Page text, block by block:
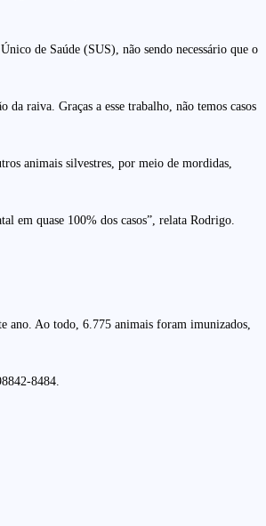
de Saúde (SUS), não sendo necessário que o
raiva. Graças a esse trabalho, não temos casos
animais silvestres, por meio de mordidas,
em quase 100% dos casos”, relata Rodrigo.
ano. Ao todo, 6.775 animais foram imunizados,
8484.